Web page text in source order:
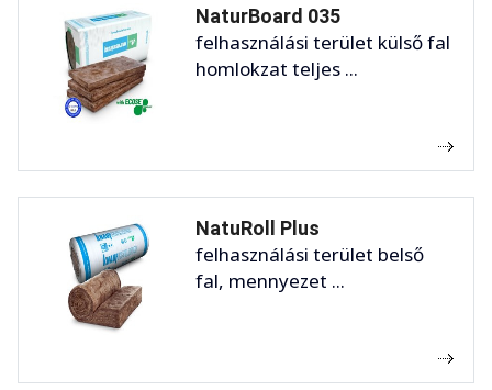
NaturBoard 035
felhasználási terület külső fal
homlokzat teljes ...
NatuRoll Plus
felhasználási terület belső
fal, mennyezet ...